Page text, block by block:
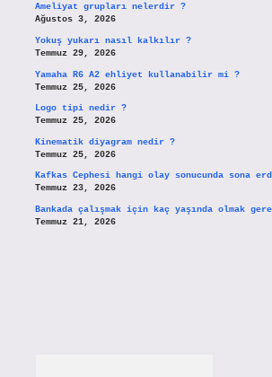
Ameliyat grupları nelerdir ?
Ağustos 3, 2026
Yokuş yukarı nasıl kalkılır ?
Temmuz 29, 2026
Yamaha R6 A2 ehliyet kullanabilir mi ?
Temmuz 25, 2026
Logo tipi nedir ?
Temmuz 25, 2026
Kinematik diyagram nedir ?
Temmuz 25, 2026
Kafkas Cephesi hangi olay sonucunda sona
Temmuz 23, 2026
Bankada çalışmak için kaç yaşında olmak
Temmuz 21, 2026